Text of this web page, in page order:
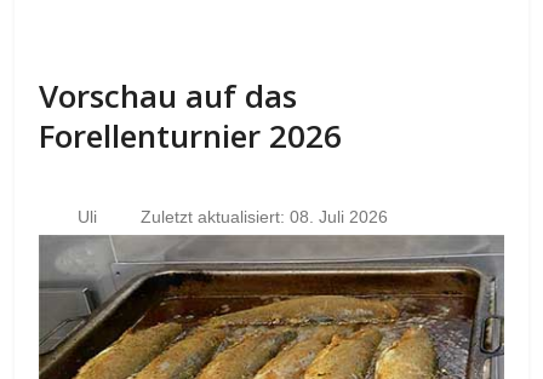
Vorschau auf das
Forellenturnier 2026
Uli Zuletzt aktualisiert: 08. Juli 2026